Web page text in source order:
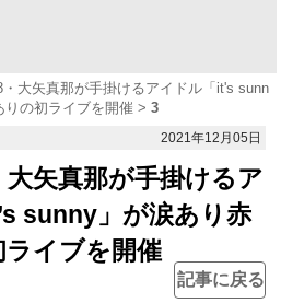
・大矢真那が手掛けるアイドル「it's sunn
の初ライブを開催
3
2021年12月05日
大矢真那が手掛けるア
sunny」が涙あり赤
イブを開催
記事に戻る